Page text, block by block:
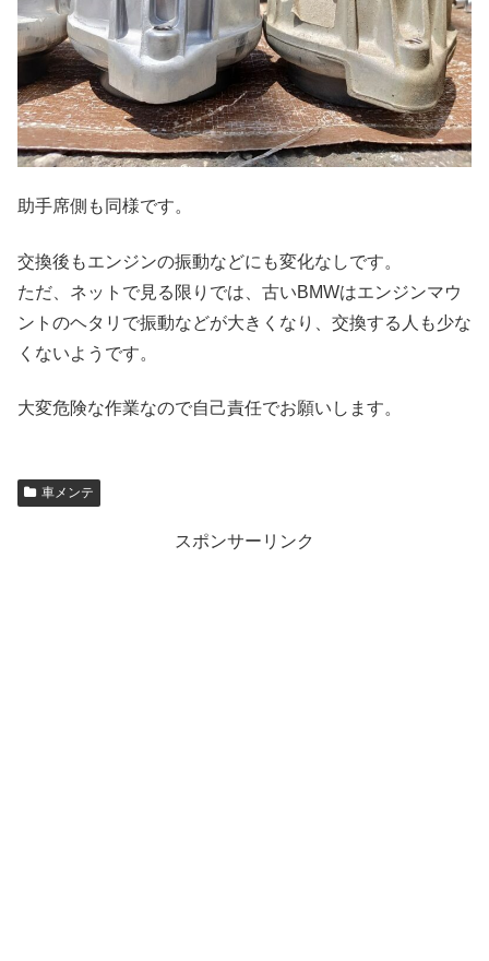
助手席側も同様です。
交換後もエンジンの振動などにも変化なしです。
ただ、ネットで見る限りでは、古いBMWはエンジンマウ
ントのヘタリで振動などが大きくなり、交換する人も少な
くないようです。
大変危険な作業なので自己責任でお願いします。
車メンテ
スポンサーリンク